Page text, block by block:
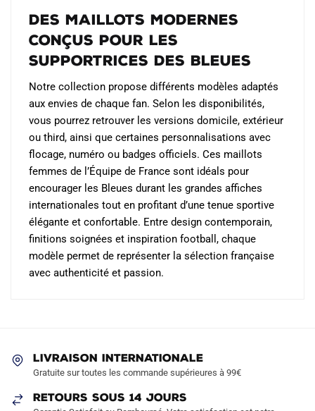
Des maillots modernes
conçus pour les
supportrices des Bleues
Notre collection propose différents modèles adaptés
aux envies de chaque fan. Selon les disponibilités,
vous pourrez retrouver les versions domicile, extérieur
ou third, ainsi que certaines personnalisations avec
flocage, numéro ou badges officiels. Ces maillots
femmes de l’Équipe de France sont idéals pour
encourager les Bleues durant les grandes affiches
internationales tout en profitant d’une tenue sportive
élégante et confortable. Entre design contemporain,
finitions soignées et inspiration football, chaque
modèle permet de représenter la sélection française
avec authenticité et passion.
LIVRAISON INTERNATIONALE
Gratuite sur toutes les commande supérieures à 99€
RETOURS SOUS 14 JOURS